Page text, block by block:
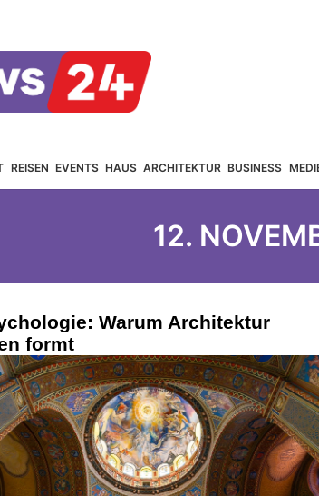
REISEN EVENTS HAUS ARCHITEKTUR BUSINESS
12.
Warum Architektur
formt